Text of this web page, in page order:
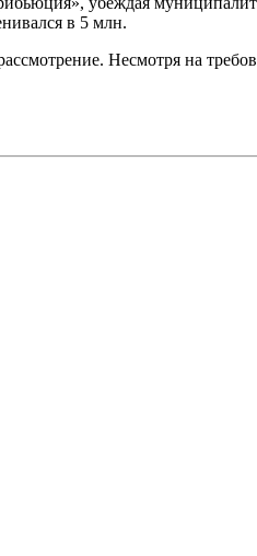
в 5 млн.
Несмотря на